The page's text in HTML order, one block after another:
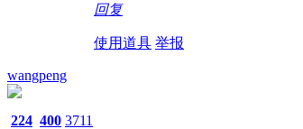
回复
使用道具 举报
wangpeng
224 400 3711